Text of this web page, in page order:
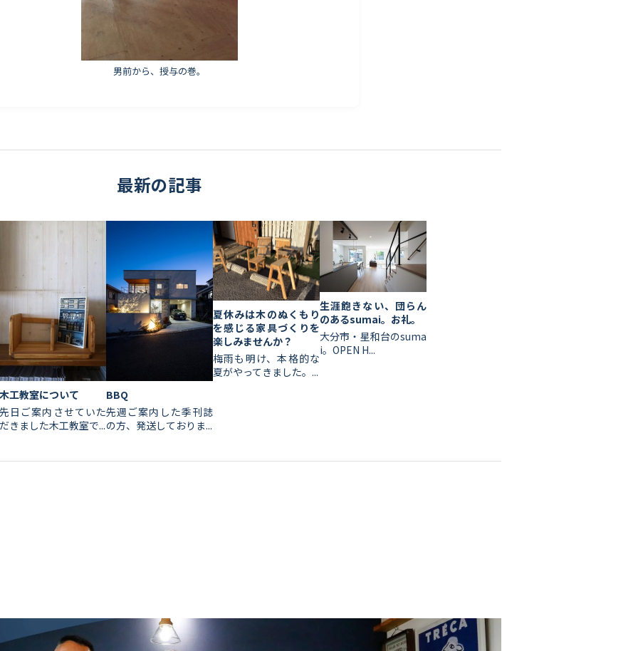
男前から、授与の巻。
最新の記事
木工教室について
先日ご案内させていた
だきました木工教室で...
BBQ
先週ご案内した季刊誌
の方、発送しておりま...
夏休みは木のぬくもり
を感じる家具づくりを
楽しみませんか？
梅雨も明け、本格的な
夏がやってきました。...
生涯飽きない、団らん
のあるsumai。お礼。
大分市・星和台のsuma
i。OPEN H...